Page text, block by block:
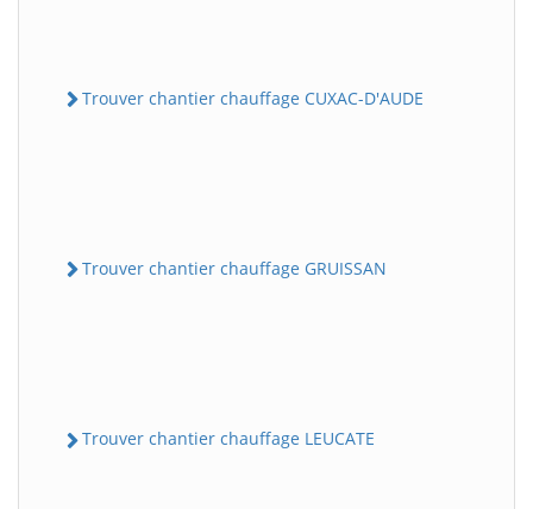
Trouver chantier chauffage CUXAC-D'AUDE
Trouver chantier chauffage GRUISSAN
Trouver chantier chauffage LEUCATE